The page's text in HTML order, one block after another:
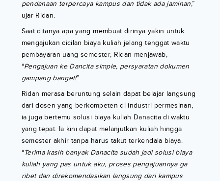
pendanaan terpercaya kampus dan tidak ada jaminan,”
ujar Ridan.
Saat ditanya apa yang membuat dirinya yakin untuk
mengajukan cicilan biaya kuliah jelang tenggat waktu
pembayaran uang semester, Ridan menjawab,
“Pengajuan ke Dancita simple, persyaratan dokumen
gampang banget!”.
Ridan merasa beruntung selain dapat belajar langsung
dari dosen yang berkompeten di industri permesinan,
ia juga bertemu solusi biaya kuliah Danacita di waktu
yang tepat. Ia kini dapat melanjutkan kuliah hingga
semester akhir tanpa harus takut terkendala biaya.
“Terima kasih banyak Danacita sudah jadi solusi biaya
kuliah yang pas untuk aku, proses pengajuannya ga
ribet dan direkomendasikan langsung dari kampus